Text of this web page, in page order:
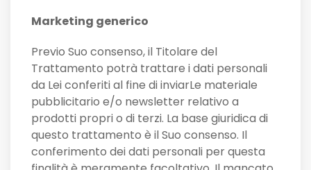
Marketing generico
Previo Suo consenso, il Titolare del
Trattamento potrà trattare i dati personali
da Lei conferiti al fine di inviarLe materiale
pubblicitario e/o newsletter relativo a
prodotti propri o di terzi. La base giuridica di
questo trattamento è il Suo consenso. Il
conferimento dei dati personali per questa